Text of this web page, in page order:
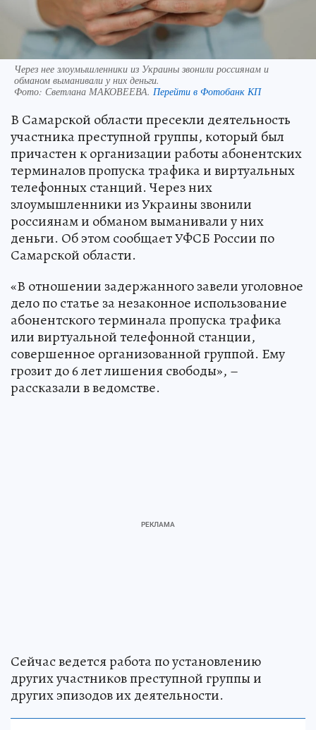
Через нее злоумышленники из Украины звонили россиянам и
обманом выманивали у них деньги.
Фото: Светлана МАКОВЕЕВА. Перейти в Фотобанк КП
В Самарской области пресекли деятельность
участника преступной группы, который был
причастен к организации работы абонентских
терминалов пропуска трафика и виртуальных
телефонных станций. Через них
злоумышленники из Украины звонили
россиянам и обманом выманивали у них
деньги. Об этом сообщает УФСБ России по
Самарской области.
«В отношении задержанного завели уголовное
дело по статье за незаконное использование
абонентского терминала пропуска трафика
или виртуальной телефонной станции,
совершенное организованной группой. Ему
грозит до 6 лет лишения свободы», –
рассказали в ведомстве.
Сейчас ведется работа по установлению
других участников преступной группы и
других эпизодов их деятельности.